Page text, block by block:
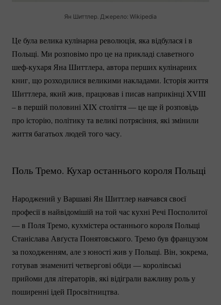
Ян Шиттлер. Джерело: Wikipedia
Це була велика кулінарна революція, яка відбулася і в
Польщі. Ми розповімо про це на прикладі славетного
шеф-кухаря Яна Шиттлера, автора перших кулінарних
книг, що розходилися великими накладами. Історія життя
Шиттлера, який жив, працював і писав наприкінці XVIII
– в першій половині XIX століття — це ще й розповідь
про історію, політику та великі потрясіння, які змінили
життя багатьох людей того часу.
Поль Тремо. Кухар останнього короля Польщі
Народжений у Варшаві Ян Шиттлер навчався своєї
професії в найвідомішій на той час кухні Речі Посполитої
— в Поля Тремо, кухмістера останнього короля Польщі
Станіслава Авґуста Понятовського. Тремо був французом
за походженням, але з юності жив у Польщі. Він, зокрема,
готував знамениті четвергові обіди — королівські
прийоми для літераторів, які відіграли важливу роль у
поширенні ідей Просвітництва.